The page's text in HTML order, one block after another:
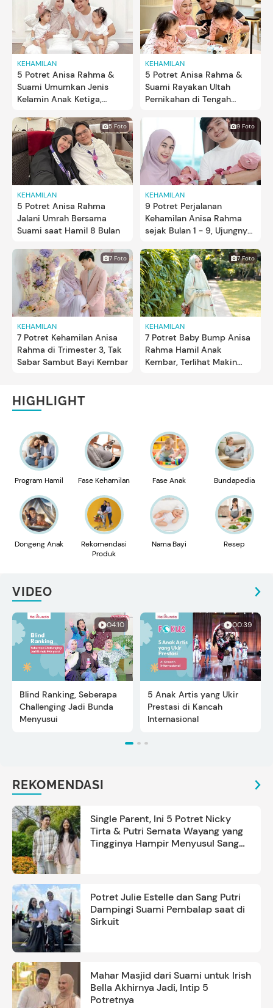
KEHAMILAN
5 Potret Anisa Rahma &
Suami Umumkan Jenis
Kelamin Anak Ketiga,
Kembarnya
KEHAMILAN
5 Potret Anisa Rahma &
Suami Rayakan Ultah
Pernikahan di Tengah
5 Foto
KEHAMILAN
5 Potret Anisa Rahma
Jalani Umrah Bersama
Suami saat Hamil 8 Bulan
9 Foto
KEHAMILAN
9 Potret Perjalanan
Kehamilan Anisa Rahma
sejak Bulan 1 - 9, Ujungnya
7 Foto
KEHAMILAN
7 Potret Kehamilan Anisa
Rahma di Trimester 3, Tak
Sabar Sambut Bayi Kembar
7 Foto
KEHAMILAN
7 Potret Baby Bump Anisa
Rahma Hamil Anak
Kembar, Terlihat Makin
HIGHLIGHT
Program Hamil Fase Kehamilan Fase Anak Bundapedia
Dongeng Anak
Rekomendasi
Produk
Nama Bayi Resep
VIDEO
04:10
Blind Ranking, Seberapa
Challenging Jadi Bunda
Menyusui
00:39
5 Anak Artis yang Ukir
Prestasi di Kancah
Internasional
REKOMENDASI
Single Parent, Ini 5 Potret Nicky
Tirta & Putri Semata Wayang yang
Tingginya Hampir Menyusul Sang
Potret Julie Estelle dan Sang Putri
Dampingi Suami Pembalap saat di
Sirkuit
Mahar Masjid dari Suami untuk Irish
Bella Akhirnya Jadi, Intip 5
Potretnya